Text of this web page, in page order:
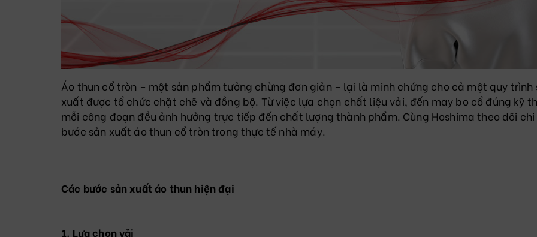
Áo thun cổ tròn – một sản phẩm tưởng chừng đơn giản – lại là minh chứng cho cả một quy trình
xuất được tổ chức chặt chẽ và đồng bộ. Từ việc lựa chọn chất liệu vải, đến may bo cổ đúng kỹ
mỗi công đoạn đều ảnh hưởng trực tiếp đến chất lượng thành phẩm. Cùng Hoshima theo dõi
bước sản xuất áo thun cổ tròn trong thực tế nhà máy.
Các bước sản xuất áo thun hiện đại
1. Lựa chọn vải